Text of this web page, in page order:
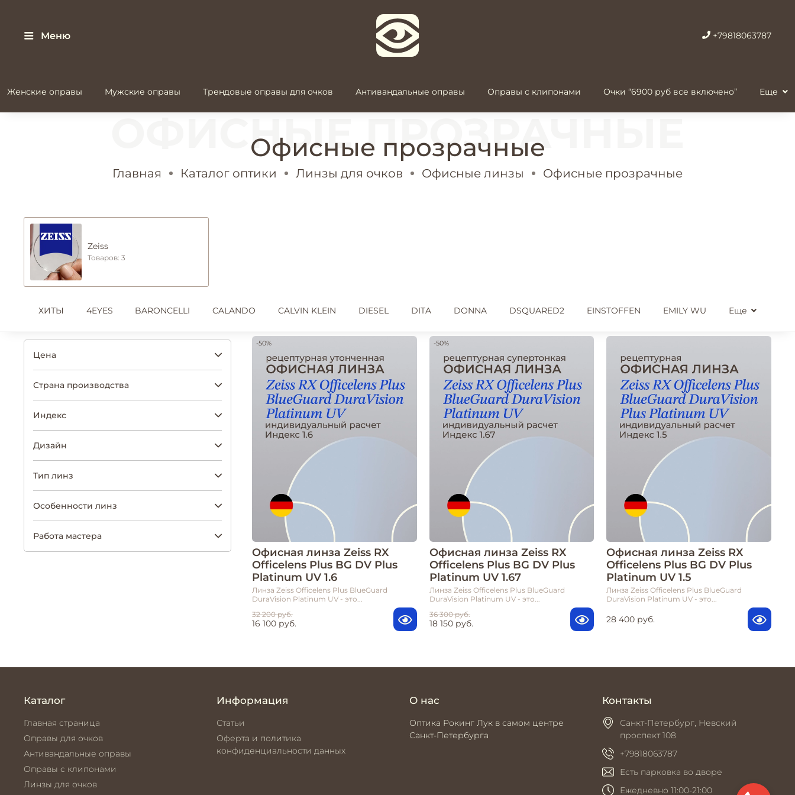
Меню +79818063787
Женские оправы Мужские оправы Трендовые оправы для очков Антивандальные оправы Оправы с клипонами Очки “6900 руб все включено” Еще
Офисные прозрачные
Главная Каталог оптики Линзы для очков Офисные линзы Офисные прозрачные
Zeiss
Товаров: 3
ХИТЫ 4EYES BARONCELLI CALANDO CALVIN KLEIN DIESEL DITA DONNA DSQUARED2 EINSTOFFEN EMILY WU Еще
-50%
Офисная линза Zeiss RX
Officelens Plus BG DV Plus
Platinum UV 1.6
Линза Zeiss Officelens Plus BlueGuard
DuraVision Platinum UV - это...
32 200 руб.
16 100 руб.
-50%
Офисная линза Zeiss RX
Officelens Plus BG DV Plus
Platinum UV 1.67
Линза Zeiss Officelens Plus BlueGuard
DuraVision Platinum UV - это...
36 300 руб.
18 150 руб.
Офисная линза Zeiss RX
Officelens Plus BG DV Plus
Platinum UV 1.5
Линза Zeiss Officelens Plus BlueGuard
DuraVision Platinum UV - это...
28 400 руб.
Цена
Страна производства
Индекс
Дизайн
Тип линз
Особенности линз
Работа мастера
Каталог
Главная страница
Оправы для очков
Антивандальные оправы
Оправы с клипонами
Линзы для очков
Информация
Статьи
Оферта и политика
конфиденциальности данных
О нас
Оптика Рокинг Лук в самом центре
Санкт-Петербурга
Контакты
Санкт-Петербург, Невский
проспект 108
+79818063787
Есть парковка во дворе
Ежедневно 11:00-21:00